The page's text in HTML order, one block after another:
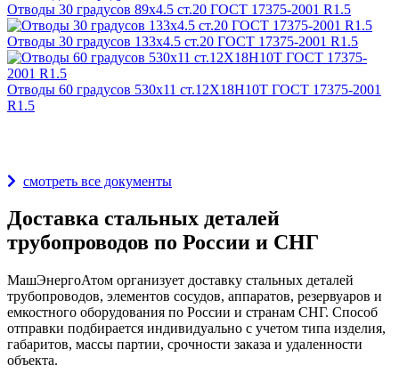
Отводы 30 градусов 89х4.5 ст.20 ГОСТ 17375-2001 R1.5
Отводы 30 градусов 133х4.5 ст.20 ГОСТ 17375-2001 R1.5
Отводы 60 градусов 530х11 ст.12Х18Н10Т ГОСТ 17375-2001
R1.5
смотреть все документы
Доставка стальных деталей
трубопроводов по России и СНГ
МашЭнергоАтом организует доставку стальных деталей
трубопроводов, элементов сосудов, аппаратов, резервуаров и
емкостного оборудования по России и странам СНГ. Способ
отправки подбирается индивидуально с учетом типа изделия,
габаритов, массы партии, срочности заказа и удаленности
объекта.